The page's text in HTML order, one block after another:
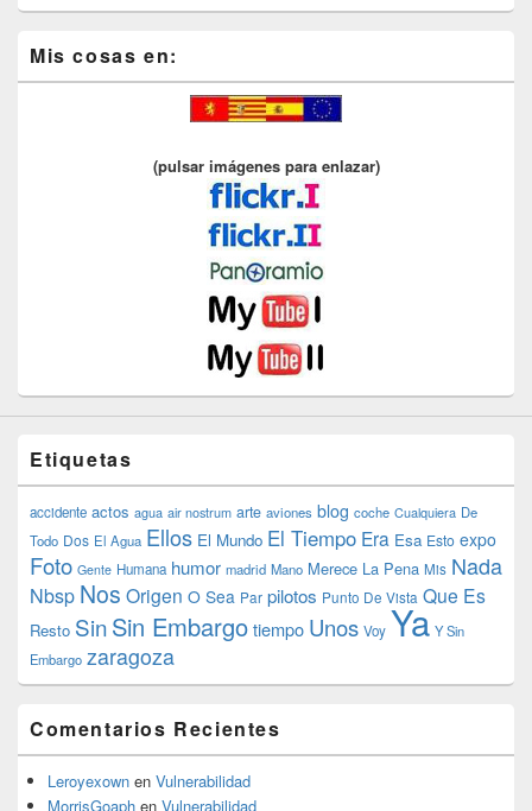
Mis cosas en:
(pulsar imágenes para enlazar)
Etiquetas
accidente actos agua air nostrum arte aviones blog coche Cualquiera De
Todo Dos El Agua Ellos El Mundo El Tiempo Era Esa Esto expo
Foto Gente Humana humor madrid Mano Merece La Pena Mis Nada
Nbsp Nos Origen O Sea Par pilotos Punto De Vista Que Es
Resto SinSin Embargotiempo Unos Voy Ya Y Sin
Embargo zaragoza
Comentarios Recientes
Leroyexown en Vulnerabilidad
MorrisGoaph en Vulnerabilidad